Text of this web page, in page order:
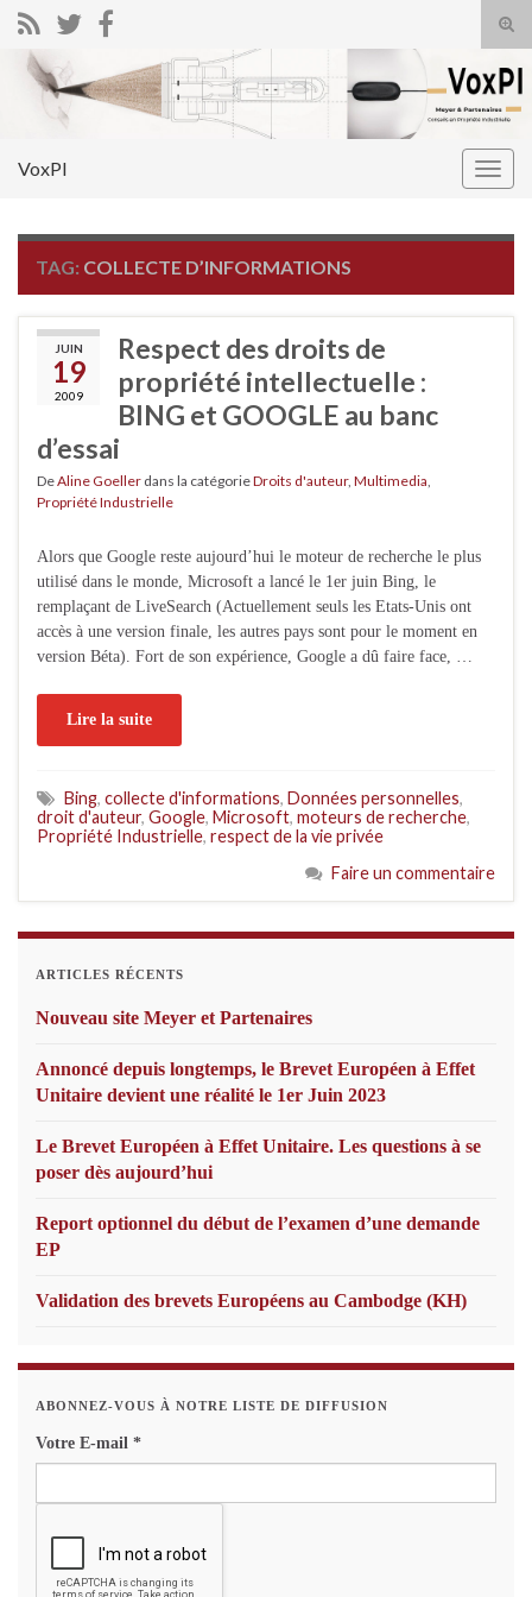
Search for:
VoxPI
TAG: COLLECTE D’INFORMATIONS
JUIN
19
2009
Respect des droits de
propriété intellectuelle :
BING et GOOGLE au banc
d’essai
DeAline Goeller dans la catégorieDroits d'auteur, Multimedia
Propriété Industrielle
Alors que Google reste aujourd’hui le moteur de recherche le plus
utilisé dans le monde, Microsoft a lancé le 1er juin Bing, le
remplaçant de LiveSearch (Actuellement seuls les Etats-Unis ont
accès à une version finale, les autres pays sont pour le moment en
version Béta). Fort de son expérience, Google a dû faire face, …
Lire la suite
Bing, collecte d'informations, Données personnelles,
droit d'auteur, Google, Microsoft, moteurs de recherche,
Propriété Industrielle, respect de la vie privée
Faire un commentaire
ARTICLES RÉCENTS
Nouveau site Meyer et Partenaires
Annoncé depuis longtemps, le Brevet Européen à Effet
Unitaire devient une réalité le 1er Juin 2023
Le Brevet Européen à Effet Unitaire. Les questions à se
poser dès aujourd’hui
Report optionnel du début de l’examen d’une demande
EP
Validation des brevets Européens au Cambodge (KH)
ABONNEZ-VOUS À NOTRE LISTE DE DIFFUSION
Votre E-mail *